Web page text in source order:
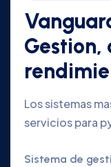
Gestion,
Los sistemas
servicios para
Sistema de